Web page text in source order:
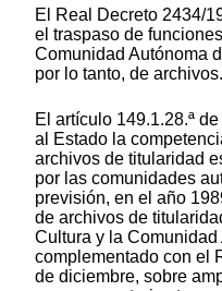
El Real Decreto 2434/
el traspaso de
Comunidad Autónoma
por lo tanto, de archivos.
El artículo 149.1.28.ª
al Estado la
archivos de titularidad
por las comunidades
previsión, en el año
de archivos de
Cultura y la
complementado con el
de diciembre, sobre